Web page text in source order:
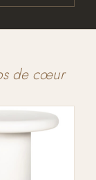
de cœur